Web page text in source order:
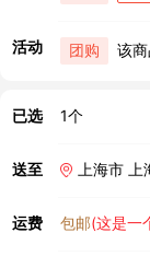
活动 团购 该
已选 1个
送至 上海市
运费 包邮(这是一